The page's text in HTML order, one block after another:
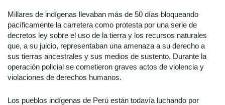
Millares de indígenas llevaban más de 50 días bloqueando
pacíficamente la carretera como protesta por una serie de
decretos ley sobre el uso de la tierra y los recursos naturales
que, a su juicio, representaban una amenaza a su derecho a
sus tierras ancestrales y sus medios de sustento. Durante la
operación policial se cometieron graves actos de violencia y
violaciones de derechos humanos.
Los pueblos indígenas de Perú están todavía luchando por